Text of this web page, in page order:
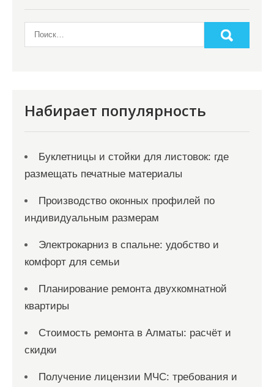
м
Набирает популярность
Буклетницы и стойки для листовок: где
размещать печатные материалы
Производство оконных профилей по
индивидуальным размерам
Электрокарниз в спальне: удобство и
комфорт для семьи
Планирование ремонта двухкомнатной
квартиры
Стоимость ремонта в Алматы: расчёт и
скидки
Получение лицензии МЧС: требования и